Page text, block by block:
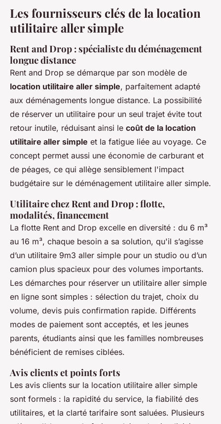
Les fournisseurs clés de la location
utilitaire aller simple
Rent and Drop : spécialiste du déménagement
longue distance
Rent and Drop se démarque par son modèle de
location utilitaire aller simple, parfaitement adapté
aux déménagements longue distance. La possibilité
de réserver un utilitaire pour un seul trajet évite tout
retour inutile, réduisant ainsi le coût de la location
utilitaire aller simple et la fatigue liée au voyage. Ce
concept permet aussi une économie de carburant et
de péages, ce qui allège sensiblement l'impact
budgétaire sur le déménagement utilitaire aller simple.
Utilitaire chez Rent and Drop : flotte,
modalités, financement
La flotte Rent and Drop excelle en diversité : du 6 m³
au 16 m³, chaque besoin a sa solution, qu'il s’agisse
d’un utilitaire 9m3 aller simple pour un studio ou d’un
camion plus spacieux pour des volumes importants.
Les démarches pour réserver un utilitaire aller simple
en ligne sont simples : sélection du trajet, choix du
volume, devis puis confirmation rapide. Différents
modes de paiement sont acceptés, et les jeunes
parents, étudiants ainsi que les familles nombreuses
bénéficient de remises ciblées.
Avis clients et points forts
Les avis clients sur la location utilitaire aller simple
sont formels : la rapidité du service, la fiabilité des
utilitaires, et la clarté tarifaire sont saluées. Plusieurs